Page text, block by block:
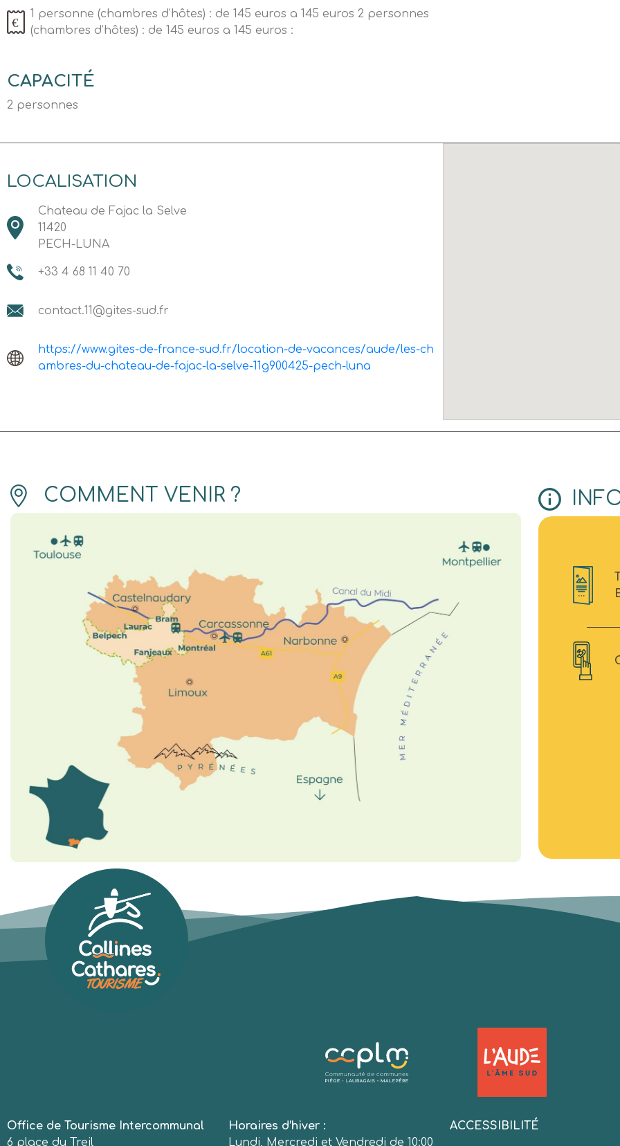
1 personne (chambres d’hôtes) : de 145 euros a 145 euros 2 personnes
(chambres d’hôtes) : de 145 euros a 145 euros :
CAPACITÉ
2 personnes
LOCALISATION
Chateau de Fajac la Selve
11420
PECH-LUNA
+33 4 68 11 40 70
contact.11@gites-sud.fr
https://www.gites-de-france-sud.fr/location-de-vacances/aude/les-ch
ambres-du-chateau-de-fajac-la-selve-11g900425-pech-luna
COMMENT VENIR ?
Office de Tourisme Intercommunal
6 place du Treil
Horaires d’hiver :
Lundi, Mercredi et Vendredi de 10:00
ACCESSIBILITÉ